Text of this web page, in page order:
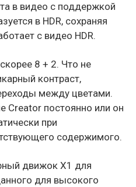
в видео с поддержкой
в HDR, сохраняя
с видео HDR.
8 + 2. Что не
контраст,
между цветами.
Creator постоянно или он
при
содержимого.
движок X1 для
для высокого